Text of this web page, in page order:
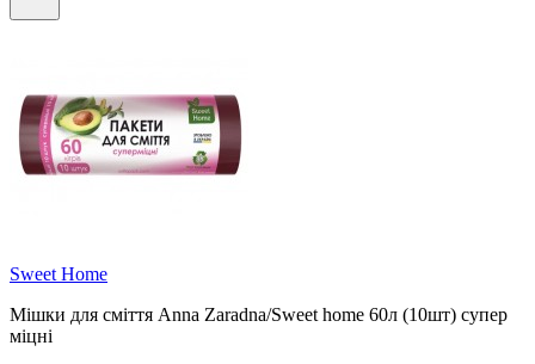
Sweet Home
Мішки для сміття Anna Zaradna/Sweet home 60л (10шт) супер
міцні